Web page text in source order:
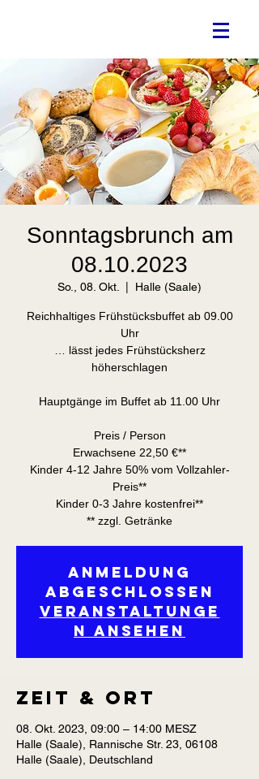
Sonntagsbrunch am
08.10.2023
So., 08. Okt. Halle (Saale)
Reichhaltiges Frühstücksbuffet ab 09.00
Uhr
… lässt jedes Frühstücksherz
höherschlagen
Hauptgänge im Buffet ab 11.00 Uhr
Preis / Person
Erwachsene 22,50 €**
Kinder 4-12 Jahre 50% vom Vollzahler-
Preis**
Kinder 0-3 Jahre kostenfrei**
** zzgl. Getränke
Anmeldung
abgeschlossen
Veranstaltunge
n ansehen
Zeit & Ort
08. Okt. 2023, 09:00 – 14:00 MESZ
Halle (Saale), Rannische Str. 23, 06108
Halle (Saale), Deutschland